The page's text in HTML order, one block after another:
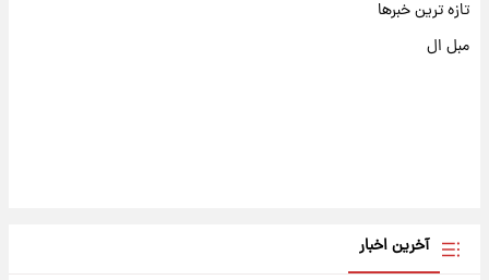
تازه ترین خبرها
مبل ال
آخرین اخبار